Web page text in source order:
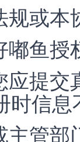
或本
鱼
提
时信
管部